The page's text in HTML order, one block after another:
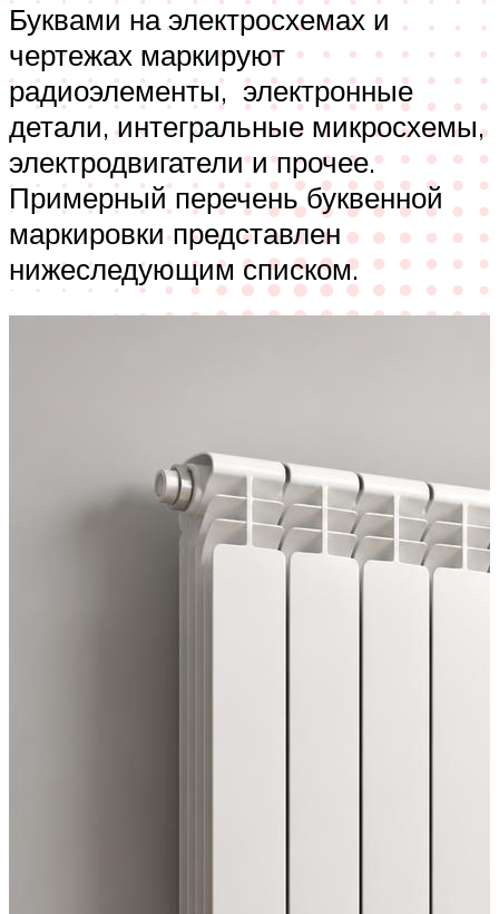
Буквами на электросхемах и
чертежах маркируют
радиоэлементы, электронные
детали, интегральные микросхемы,
электродвигатели и прочее.
Примерный перечень буквенной
маркировки представлен
нижеследующим списком.